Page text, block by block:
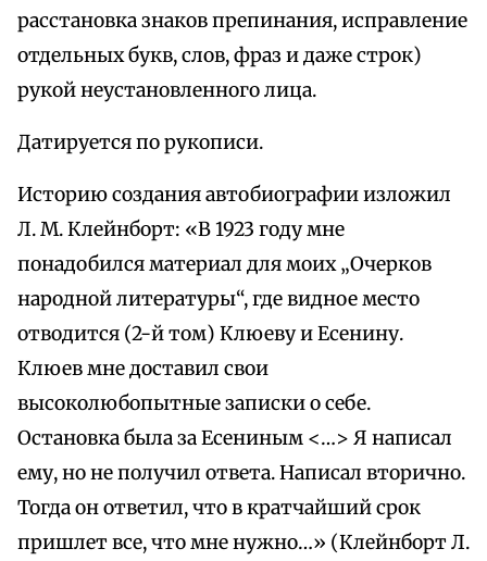
расстановка знаков препинания, исправление
отдельных букв, слов, фраз и даже строк)
рукой неустановленного лица.
Датируется по рукописи.
Историю создания автобиографии изложил
Л. М. Клейнборт: «В 1923 году мне
понадобился материал для моих „Очерков
народной литературы“, где видное место
отводится (2-й том) Клюеву и Есенину.
Клюев мне доставил свои
высоколюбопытные записки о себе.
Остановка была за Есениным <…> Я написал
ему, но не получил ответа. Написал вторично.
Тогда он ответил, что в кратчайший срок
пришлет все, что мне нужно…» (Клейнборт Л.